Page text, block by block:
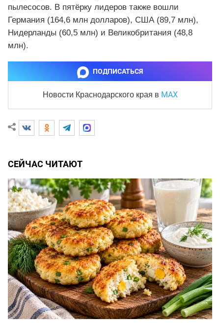
пылесосов. В пятёрку лидеров также вошли
Германия (164,6 млн долларов), США (89,7 млн),
Нидерланды (60,5 млн) и Великобритания (48,8
млн).
ПОДПИСАТЬСЯ
Новости Краснодарского края в MAX
СЕЙЧАС ЧИТАЮТ